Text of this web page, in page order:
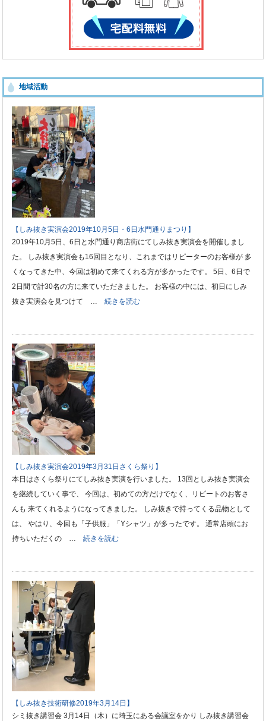
地域活動
【しみ抜き実演会2019年10月5日・6日水門通りまつり】
2019年10月5日、6日と水門通り商店街にてしみ抜き実演会を開催しまし
た。 しみ抜き実演会も16回目となり、これまではリピーターのお客様が 多
くなってきた中、今回は初めて来てくれる方が多かったです。 5日、6日で
2日間で計30名の方に来ていただきました。 お客様の中には、初日にしみ
抜き実演会を見つけて …続きを読む
【しみ抜き実演会2019年3月31日さくら祭り】
本日はさくら祭りにてしみ抜き実演を行いました。 13回としみ抜き実演会
を継続していく事で、 今回は、初めての方だけでなく、リピートのお客さ
んも 来てくれるようになってきました。 しみ抜きで持ってくる品物として
は、 やはり、今回も「子供服」「Yシャツ」が多ったです。 通常店頭にお
持ちいただくの …続きを読む
【しみ抜き技術研修2019年3月14日】
シミ抜き講習会 3月14日（木）に埼玉にある会議室をかり しみ抜き講習会